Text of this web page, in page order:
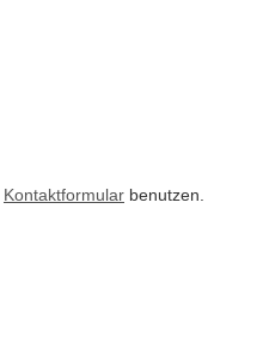
Kontaktformular benutzen.